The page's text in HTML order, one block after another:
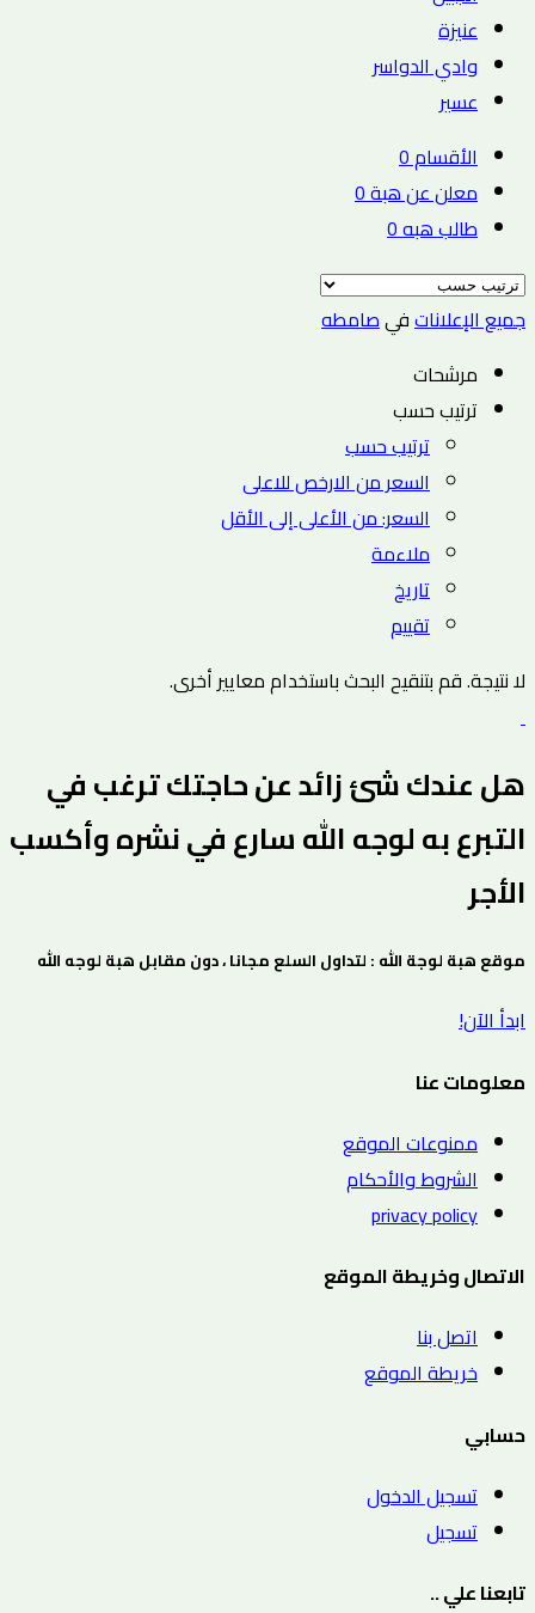
عنيزة
وادي الدواسر
عسير
الأقسام0
معلن عن هبة0
طالب هبه0
جميع الإعلاناتفيصامطه
مرشحات
ترتيب حسب
ترتيب حسب
السعر من الارخص للاعلى
السعر: من الأعلى إلى الأقل
ملاءمة
تاريخ
تقييم
لا نتيجة. قم بتنقيح البحث باستخدام معايير أخرى.
هل عندك شئ زائد عن حاجتك ترغب في
التبرع به لوجه الله سارع في نشره وأكسب
الأجر
موقع هبة لوجة الله : لتداول السلع مجانا ، دون مقابل هبة لوجه الله
ابدأ الآن!
معلومات عنا
ممنوعات الموقع
الشروط والأحكام
privacy policy
الاتصال وخريطة الموقع
اتصل بنا
خريطة الموقع
حسابي
تسجيل الدخول
تسجيل
تابعنا علي ..